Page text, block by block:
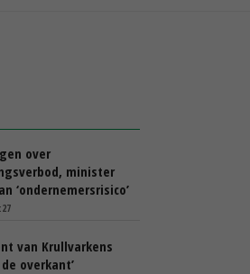
over
minister
‘ondernemersrisico’
van Krullvarkens
overkant’